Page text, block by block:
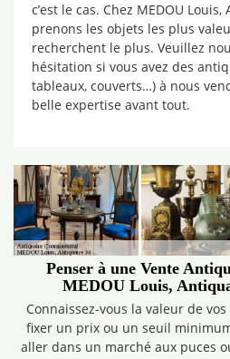
c’est le cas. Chez MEDOU
prenons les objets les plus
recherchent le plus. Veuillez
hésitation si vous avez des
tableaux, couverts…) à nous
belle expertise avant tout.
Penser à une Vente
MEDOU Louis,
Connaissez-vous la valeur de
fixer un prix ou un seuil
aller dans un marché aux puces